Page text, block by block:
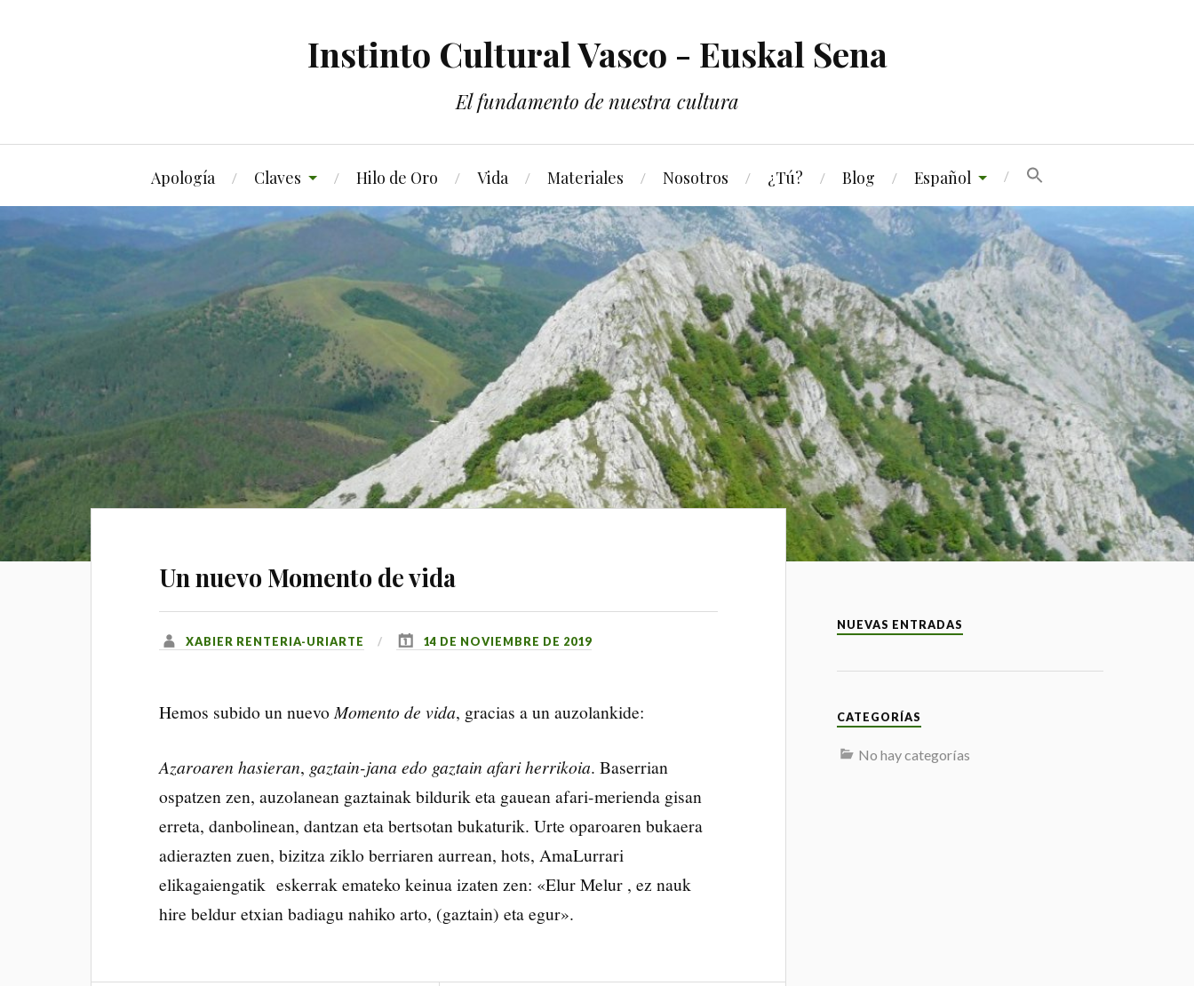
Instinto Cultural Vasco - Euskal Sena
El fundamento de nuestra cultura
Apología Claves Hilo de Oro Vida Materiales Nosotros ¿Tú? Blog Español
Un nuevo Momento de vida
XABIER RENTERIA-URIARTE 14 DE NOVIEMBRE DE 2019
Hemos subido un nuevo Momento de vida, gracias a un auzolankide:
Azaroaren hasieran, gaztain-jana edo gaztain afari herrikoia. Baserrian
ospatzen zen, auzolanean gaztainak bildurik eta gauean afari-merienda gisan
erreta, danbolinean, dantzan eta bertsotan bukaturik. Urte oparoaren bukaera
adierazten zuen, bizitza ziklo berriaren aurrean, hots, AmaLurrari
elikagaiengatik eskerrak emateko keinua izaten zen: «Elur Melur , ez nauk
hire beldur etxian badiagu nahiko arto, (gaztain) eta egur».
NUEVAS ENTRADAS
CATEGORÍAS
No hay categorías